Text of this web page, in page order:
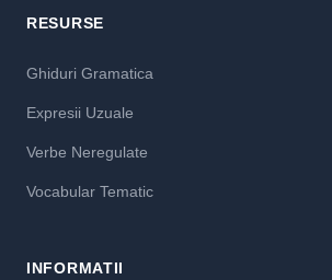
RESURSE
Ghiduri Gramatica
Expresii Uzuale
Verbe Neregulate
Vocabular Tematic
INFORMATII